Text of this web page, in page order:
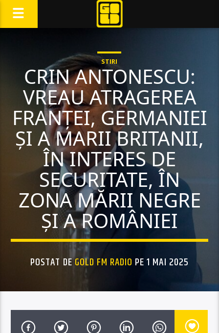
STIRI
CRIN ANTONESCU:
VREAU ATRAGEREA
FRANȚEI, GERMANIEI
ȘI A MARII BRITANII,
ÎN INTERES DE
SECURITATE, ÎN
ZONA MĂRII NEGRE
ȘI A ROMÂNIEI
POSTAT DEGOLD FM RADIO PE 1 MAI 2025